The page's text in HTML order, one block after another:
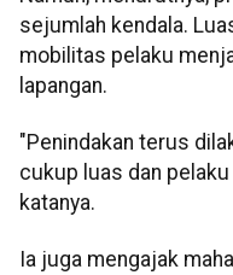
sejumlah kendala.
mobilitas pelaku
lapangan.
"Penindakan terus
cukup luas dan
katanya.
Ia juga mengajak